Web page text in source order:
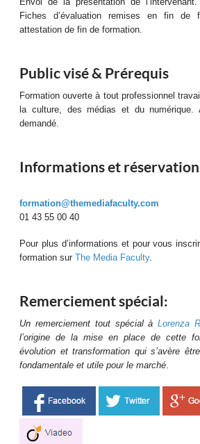
Fiches d’évaluation remises en fin de
attestation de fin de formation.
Public visé & Prérequis
Formation ouverte à tout professionnel
la culture, des médias et du numérique.
demandé.
Informations et
formation@themediafaculty.com
01 43 55 00 40
Pour plus d’informations et pour vous
formation sur The Media Faculty.
Remerciement spécial :
Un remerciement tout spécial àLorenza
l’origine de la mise en place de cette
évolution et transformation qui s’avère
fondamentale et utile pour le marché.